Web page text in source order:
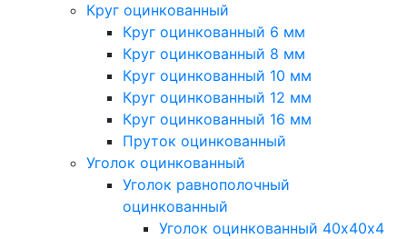
Круг оцинкованный
Круг оцинкованный 6 мм
Круг оцинкованный 8 мм
Круг оцинкованный 10 мм
Круг оцинкованный 12 мм
Круг оцинкованный 16 мм
Пруток оцинкованный
Уголок оцинкованный
Уголок равнополочный
оцинкованный
Уголок оцинкованный 40х40х4